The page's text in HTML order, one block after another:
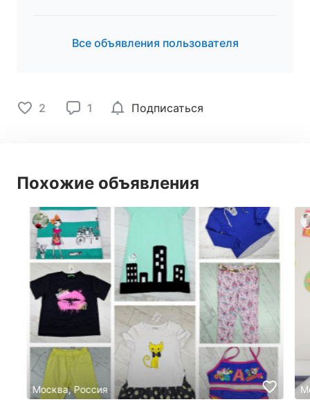
Все объявления пользователя
2 1 Подписаться
Похожие объявления
Москва, Россия